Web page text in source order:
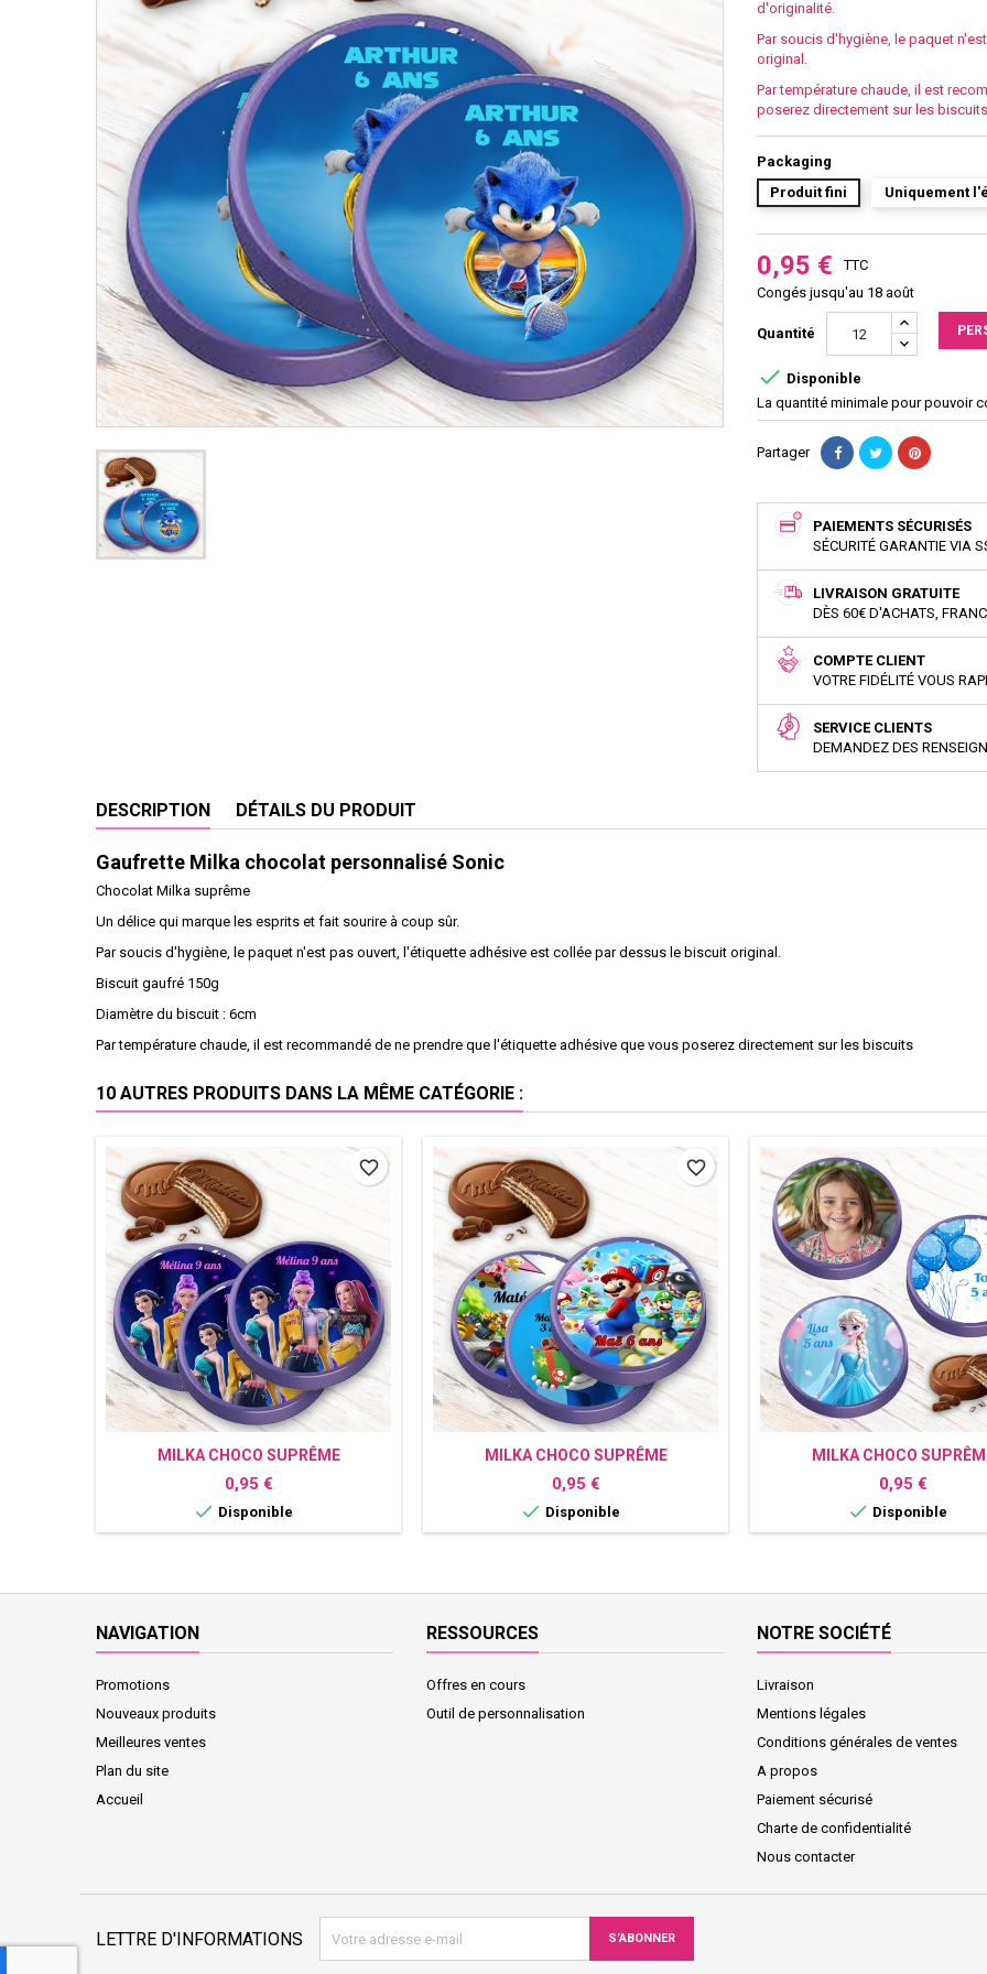
d'originalité.
Par soucis d'hygiène, le paquet
original.
Par température chaude, il est
poserez directement sur les
Packaging
Produit fini
Uniquement
0,95 €
TTC
Congés jusqu'au 18 août
Quantité
 Disponible
La quantité minimale pour pouvoir
Partager
PAIEMENTS SÉCURISÉS
SÉCURITÉ GARANTIE VIA
LIVRAISON GRATUITE
DÈS 60€ D'ACHATS,
COMPTE CLIENT
VOTRE FIDÉLITÉ VOUS
SERVICE CLIENTS
DEMANDEZ DES
DESCRIPTION DÉTAILS DU PRODUIT
Gaufrette Milka chocolat personnalisé Sonic
Chocolat Milka suprême
Un délice qui marque les esprits et fait sourire à coup sûr.
Par soucis d'hygiène, le paquet n'est pas ouvert, l'étiquette adhésive est collée par dessus le biscuit original.
Biscuit gaufré 150g
Diamètre du biscuit : 6cm
Par température chaude, il est recommandé de ne prendre que l'étiquette adhésive que vous poserez directement sur les biscuits
10 AUTRES PRODUITS DANS LA MÊME CATÉGORIE :
MILKA CHOCO SUPRÊME
PERSONNALISÉ K-POP
Prix
0,95 €
 Disponible
favorite_border
MILKA CHOCO SUPRÊME
PERSONNALISÉ MARIO
Prix
0,95 €
 Disponible
favorite_border
MILKA CHOCO
PERSONNALISÉ AVEC
Prix
0,95 €
 Disponible
NAVIGATION
Promotions
Nouveaux produits
Meilleures ventes
Plan du site
Accueil
RESSOURCES
Offres en cours
Outil de personnalisation
NOTRE SOCIÉTÉ
Livraison
Mentions légales
Conditions générales de ventes
A propos
Paiement sécurisé
Charte de confidentialité
Nous contacter
LETTRE D'INFORMATIONS